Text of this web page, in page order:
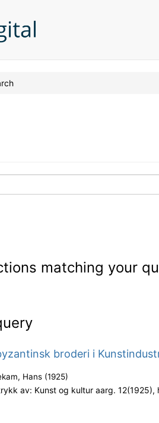
matching your
broderi i
Hans (1925)
av: Kunst og kultur aarg. 12(1925),